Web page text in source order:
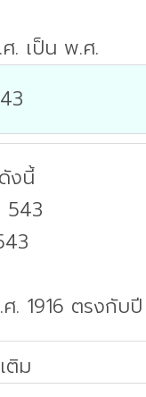
. เป็น พ.ศ.
งนี้
543
. 1916 ตรงกับ
ติม